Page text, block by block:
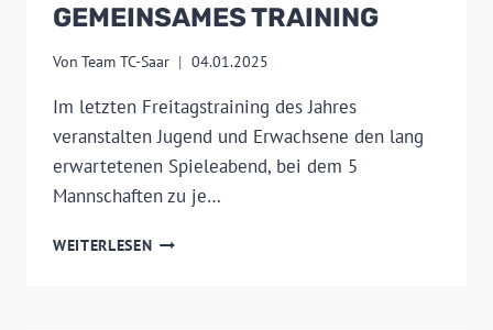
GEMEINSAMES TRAINING
Von Team TC-Saar 04.01.2025
Im letzten Freitagstraining des Jahres
veranstalten Jugend und Erwachsene den lang
erwartetenen Spieleabend, bei dem 5
Mannschaften zu je…
WEITERLESENGEMEINSAMES